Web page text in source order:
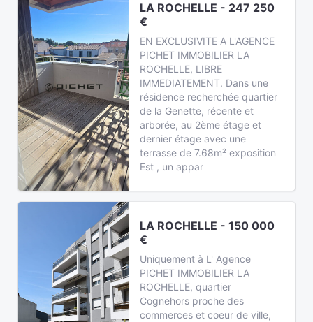
LA ROCHELLE - 247 250
€
EN EXCLUSIVITE A L'AGENCE
PICHET IMMOBILIER LA
ROCHELLE, LIBRE
IMMEDIATEMENT. Dans une
résidence recherchée quartier
de la Genette, récente et
arborée, au 2ème étage et
dernier étage avec une
terrasse de 7.68m² exposition
Est , un appar
LA ROCHELLE - 150 000
€
Uniquement à L' Agence
PICHET IMMOBILIER LA
ROCHELLE, quartier
Cognehors proche des
commerces et coeur de ville,